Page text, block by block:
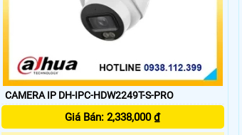
CAMERA IP DH-IPC-HDW2249T-S-PRO
Giá Bán: 2,338,000 ₫